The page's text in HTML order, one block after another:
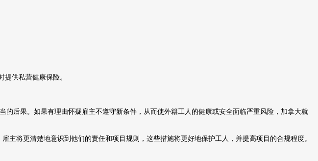
提供私营健康保险。
后果。如果有理由怀疑雇主不遵守新条件，从而使外籍工人的健康或安全面临严重风险，加拿大就
主将更清楚地意识到他们的责任和项目规则，这些措施将更好地保护工人，并提高项目的合规程度。